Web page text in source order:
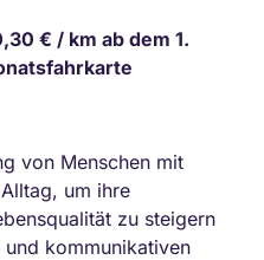
€ / km ab dem 1.
von Menschen mit
um ihre
zu steigern
kommunikativen